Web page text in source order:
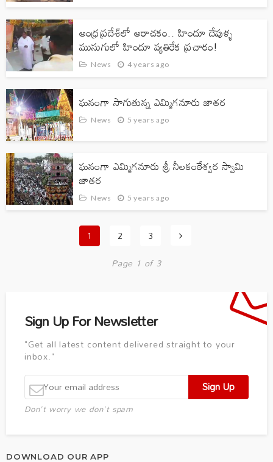
ఆంధ్రప్ర‌దేశ్‌లో అరాచకం.. హిందూ దేవుళ్ళ
ముసుగులో హిందూ వ్య‌తిరేక ప్రచారం!
News 4 years ago
ఘనంగా సాగుతున్న ఎమ్మిగనూరు జాతర
News 5 years ago
ఘనంగా ఎమ్మిగనూరు శ్రీ నీలకంఠేశ్వర స్వామి
జాతర
News 5 years ago
1 2
3
Page 1 of 3
Sign Up For Newsletter
"Get all latest content delivered straight to your
inbox."
Don't worry we don't spam
DOWNLOAD OUR APP